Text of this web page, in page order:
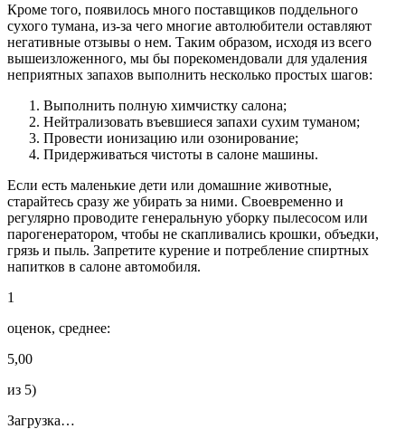
Кроме того, появилось много поставщиков поддельного
сухого тумана, из-за чего многие автолюбители оставляют
негативные отзывы о нем. Таким образом, исходя из всего
вышеизложенного, мы бы порекомендовали для удаления
неприятных запахов выполнить несколько простых шагов:
Выполнить полную химчистку салона;
Нейтрализовать въевшиеся запахи сухим туманом;
Провести ионизацию или озонирование;
Придерживаться чистоты в салоне машины.
Если есть маленькие дети или домашние животные,
старайтесь сразу же убирать за ними. Своевременно и
регулярно проводите генеральную уборку пылесосом или
парогенератором, чтобы не скапливались крошки, объедки,
грязь и пыль. Запретите курение и потребление спиртных
напитков в салоне автомобиля.
1
оценок, среднее:
5,00
из 5)
Загрузка…